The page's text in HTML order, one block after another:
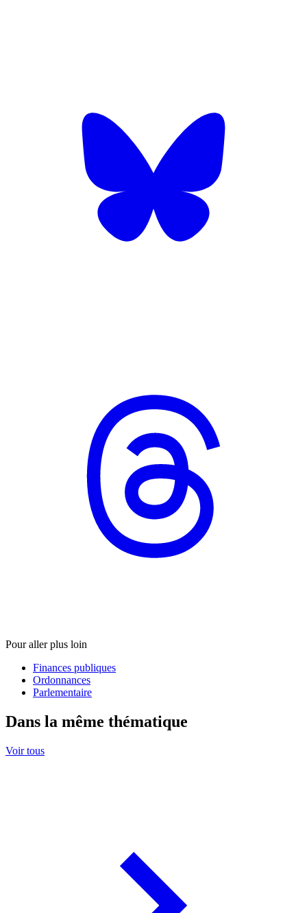
Pour aller plus loin
Finances publiques
Ordonnances
Parlementaire
Dans la même thématique
Voir tous